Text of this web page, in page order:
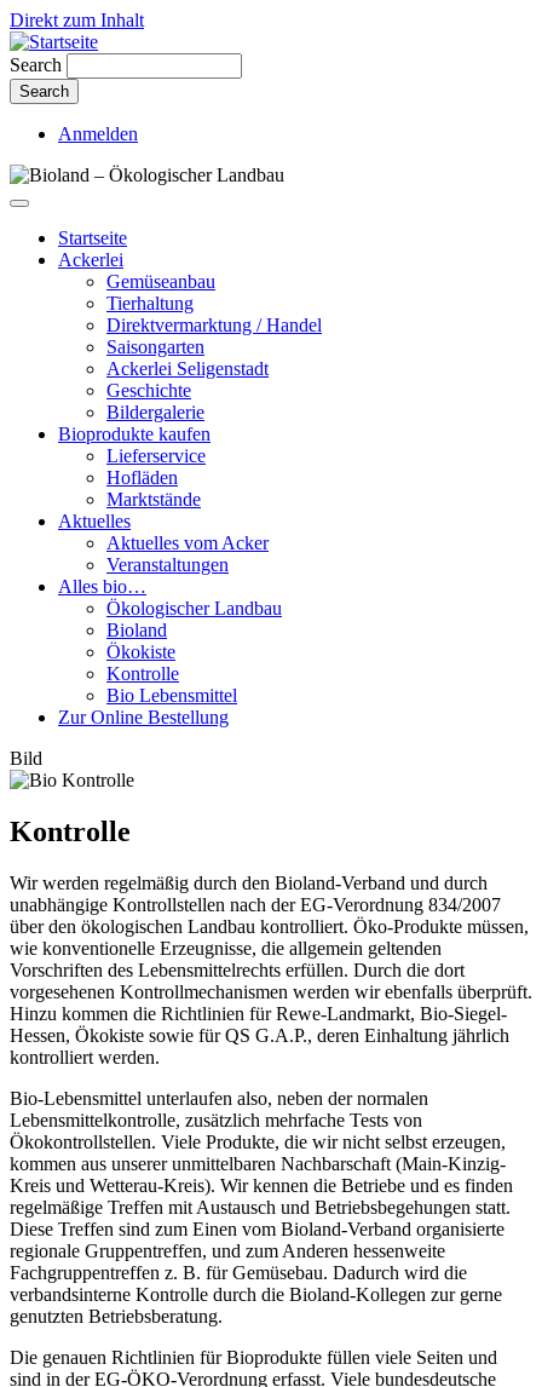
Direkt zum Inhalt
Search
Anmelden
Startseite
Ackerlei
Gemüseanbau
Tierhaltung
Direktvermarktung / Handel
Saisongarten
Ackerlei Seligenstadt
Geschichte
Bildergalerie
Bioprodukte kaufen
Lieferservice
Hofläden
Marktstände
Aktuelles
Aktuelles vom Acker
Veranstaltungen
Alles bio…
Ökologischer Landbau
Bioland
Ökokiste
Kontrolle
Bio Lebensmittel
Zur Online Bestellung
Bild
Kontrolle
Wir werden regelmäßig durch den Bioland-Verband und durch
unabhängige Kontrollstellen nach der EG-Verordnung 834/2007
über den ökologischen Landbau kontrolliert. Öko-Produkte müssen,
wie konventionelle Erzeugnisse, die allgemein geltenden
Vorschriften des Lebensmittelrechts erfüllen. Durch die dort
vorgesehenen Kontrollmechanismen werden wir ebenfalls überprüft.
Hinzu kommen die Richtlinien für Rewe-Landmarkt, Bio-Siegel-
Hessen, Ökokiste sowie für QS G.A.P., deren Einhaltung jährlich
kontrolliert werden.
Bio-Lebensmittel unterlaufen also, neben der normalen
Lebensmittelkontrolle, zusätzlich mehrfache Tests von
Ökokontrollstellen. Viele Produkte, die wir nicht selbst erzeugen,
kommen aus unserer unmittelbaren Nachbarschaft (Main-Kinzig-
Kreis und Wetterau-Kreis). Wir kennen die Betriebe und es finden
regelmäßige Treffen mit Austausch und Betriebsbegehungen statt.
Diese Treffen sind zum Einen vom Bioland-Verband organisierte
regionale Gruppentreffen, und zum Anderen hessenweite
Fachgruppentreffen z. B. für Gemüsebau. Dadurch wird die
verbandsinterne Kontrolle durch die Bioland-Kollegen zur gerne
genutzten Betriebsberatung.
Die genauen Richtlinien für Bioprodukte füllen viele Seiten und
sind in der EG-ÖKO-Verordnung erfasst. Viele bundesdeutsche